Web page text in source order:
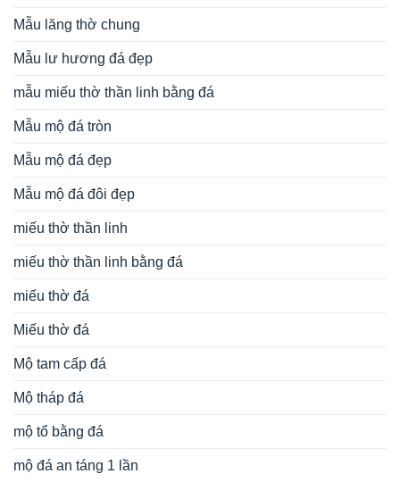
Mẫu lăng thờ chung
Mẫu lư hương đá đẹp
mẫu miếu thờ thần linh bằng đá
Mẫu mộ đá tròn
Mẫu mộ đá đẹp
Mẫu mộ đá đôi đẹp
miếu thờ thần linh
miếu thờ thần linh bằng đá
miếu thờ đá
Miếu thờ đá
Mộ tam cấp đá
Mộ tháp đá
mộ tổ bằng đá
mộ đá an táng 1 lần